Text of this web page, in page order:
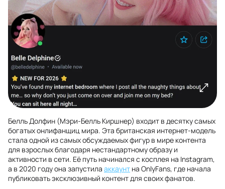
Белль Долфин (Мэри-Белль Киршнер) входит в десятку самых
богатых онлифанщиц мира. Эта британская интернет-модель
стала одной из самых обсуждаемых фигур в мире контента
для взрослых благодаря нестандартному образу и
активности в сети. Её путь начинался с косплея на Instagram,
а в 2020 году она запустила аккаунт на OnlyFans, где начала
публиковать эксклюзивный контент для своих фанатов.